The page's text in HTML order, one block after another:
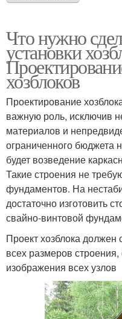
Что нужно
установки
хозблоков
Проектирование
важную роль, исключив
материалов и
ограниченного бюджета
будет возведение
Такие строения не
фундаментов. На
достаточно изготовить
свайно-винтовой
Проект хозблока должен
всех размеров
изображения всех узлов